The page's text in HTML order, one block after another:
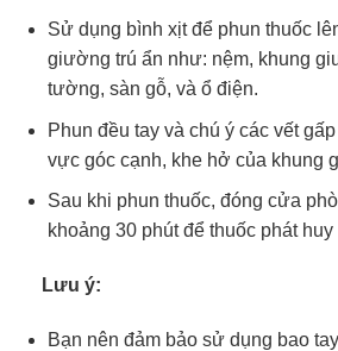
Sử dụng bình xịt để phun thuốc
giường trú ẩn như: nệm, khung
tường, sàn gỗ, và ổ điện.
Phun đều tay và chú ý các vết
vực góc cạnh, khe hở của khung
Sau khi phun thuốc, đóng cửa
khoảng 30 phút để thuốc phát
Lưu ý:
Bạn nên đảm bảo sử dụng bao